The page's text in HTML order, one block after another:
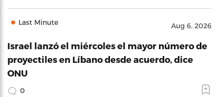
Last Minute Aug 6, 2026
Israel lanzó el miércoles el mayor número de
proyectiles en Líbano desde acuerdo, dice
ONU
0